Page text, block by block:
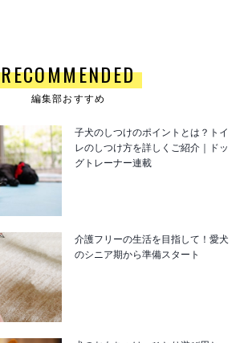
RECOMMENDED
編集部おすすめ
子犬のしつけのポイントとは？トイ
レのしつけ方を詳しくご紹介｜ドッ
グトレーナー連載
介護フリーの生活を目指して！愛犬
のシニア期から準備スタート